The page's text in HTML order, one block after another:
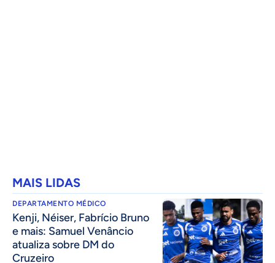
MAIS LIDAS
DEPARTAMENTO MÉDICO
Kenji, Néiser, Fabrício Bruno
e mais: Samuel Venâncio
atualiza sobre DM do
Cruzeiro